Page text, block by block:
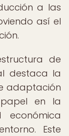
a las
así el
de
destaca la
adaptación
en la
Este